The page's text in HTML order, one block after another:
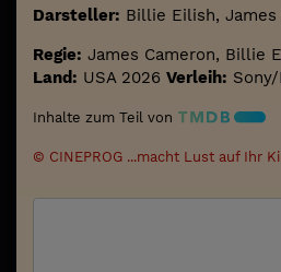
Darsteller: Billie Eilish, James
Regie: James Cameron, Billie
Land: USA 2026 Verleih:
Inhalte zum Teil von
© CINEPROG ...macht Lust auf Ihr